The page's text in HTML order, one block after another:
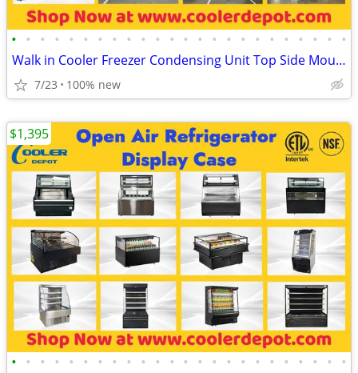
• • • • • • • • • • • • • • • • • • • • • • • •
Walk in Cooler Freezer Condensing Unit Top Side Mounted
7/23 100% new
• • • • • • • • • • • • • • • • • • • • • • • •
$1,395